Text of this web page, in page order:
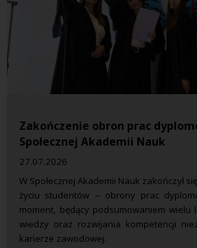
Zakończenie obron prac
Społecznej Akademii Nauk
27.07.2026
W Społecznej Akademii Nauk zakończył
życiu studentów – obrony prac
moment, będący podsumowaniem wielu
wiedzy oraz rozwijania kompetencji
karierze zawodowej.